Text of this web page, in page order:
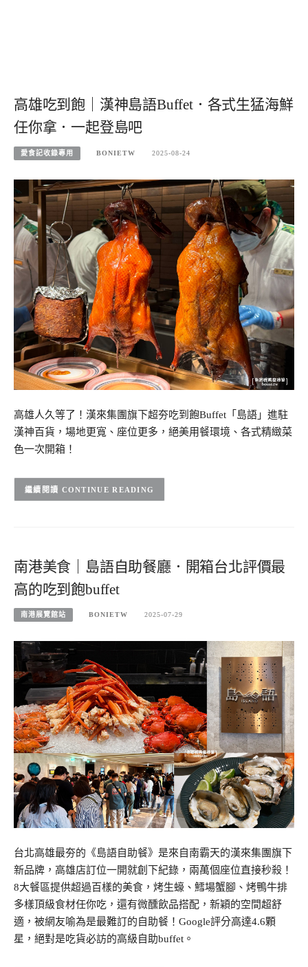
高雄吃到飽｜漢神島語Buffet．各式生猛海鮮
任你拿．一起登島吧
愛食記收錄專用 BONIETW 2025-08-24
高雄人久等了！漢來集團旗下超夯吃到飽Buffet「島語」進駐
漢神百貨，場地更寬、座位更多，絕美用餐環境、各式精緻菜
色一次開箱！
CONTINUE READING
南港美食｜島語自助餐廳．開箱台北評價最
高的吃到飽buffet
南港展覽館站 BONIETW 2025-07-29
台北高雄最夯的《島語自助餐》是來自南霸天的漢來集團旗下
新品牌，高雄店訂位一開就創下紀錄，兩萬個座位直接秒殺！
8大餐區提供超過百樣的美食，烤生蠔、鱈場蟹腳、烤鴨牛排
多樣頂級食材任你吃，還有微醺飲品搭配，新穎的空間超舒
適，被網友喻為是最難訂的自助餐！Google評分高達4.6顆
星，絕對是吃貨必訪的高級自助buffet。​